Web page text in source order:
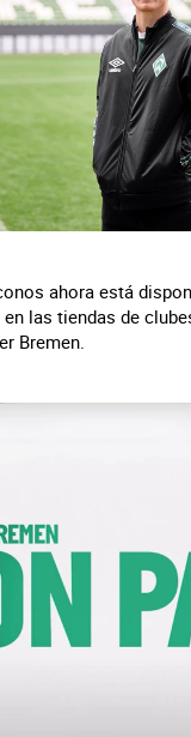
ahora está
las tiendas de
Bremen.